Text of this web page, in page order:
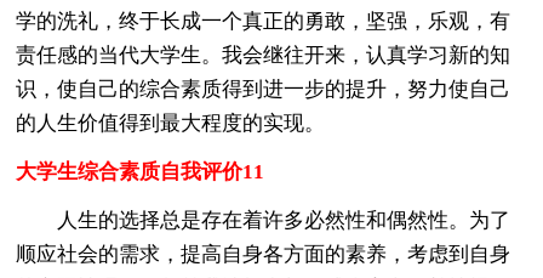
学的洗礼，终于长成一个真正的勇敢，坚强，乐观，有
责任感的当代大学生。我会继往开来，认真学习新的知
识，使自己的综合素质得到进一步的提升，努力使自己
的人生价值得到最大程度的实现。
大学生综合素质自我评价11
人生的选择总是存在着许多必然性和偶然性。为了
顺应社会的需求，提高自身各方面的素养，考虑到自身